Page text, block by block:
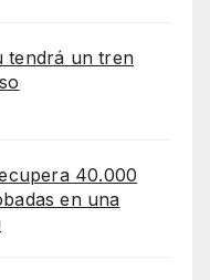
tendrá un tren
40.000
en una